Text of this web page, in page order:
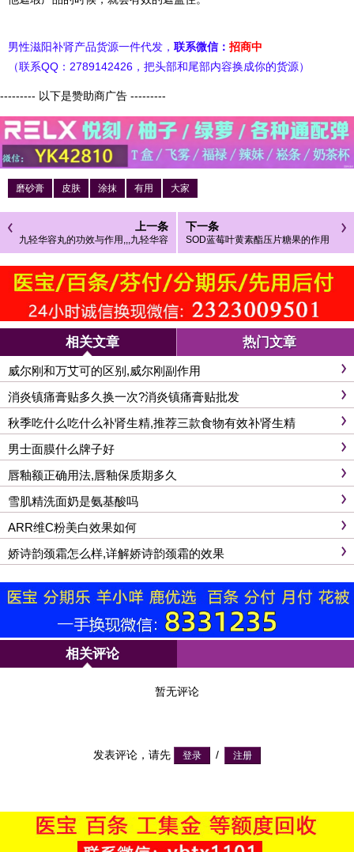
男性滋阳补肾产品货源一件代发， 联系微信： 招商中
（联系QQ：2789142426，把头部和尾部内容换成你的货源）
--------- 以下是赞助商广告 ---------
磨砂膏 皮肤 涂抹 有用 大家
上一条
九轻华容丸的功效与作用,,,九轻华容
一般在药店多少钱
下一条
SOD蓝莓叶黄素酯压片糖果的作用
及吃法,SOD蓝莓叶黄素酯压片糖果
相关文章 热门文章
威尔刚和万艾可的区别,威尔刚副作用
消炎镇痛膏贴多久换一次?消炎镇痛膏贴批发
秋季吃什么吃什么补肾生精,推荐三款食物有效补肾生精
男士面膜什么牌子好
唇釉额正确用法,唇釉保质期多久
雪肌精洗面奶是氨基酸吗
ARR维C粉美白效果如何
娇诗韵颈霜怎么样,详解娇诗韵颈霜的效果
相关评论
暂无评论
发表评论，请先 /